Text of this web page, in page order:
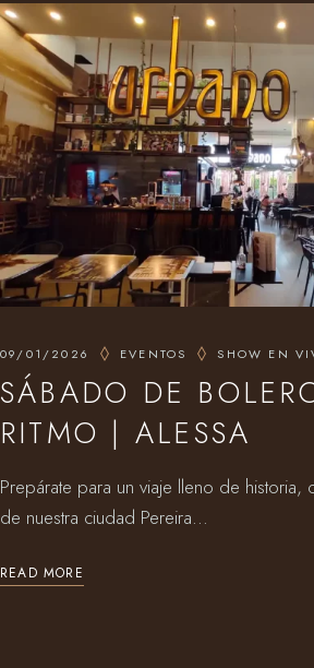
09/01/2026 EVENTOS SHOW EN
SÁBADO DE
RITMO | ALESSA
Prepárate para un viaje lleno de historia,
de nuestra ciudad Pereira...
READ MORE